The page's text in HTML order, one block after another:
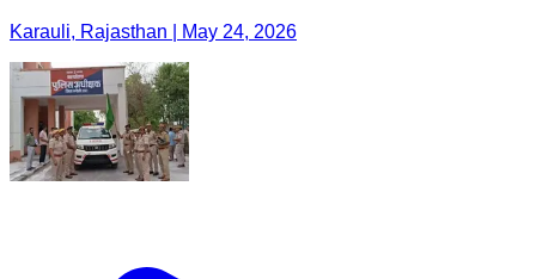
Karauli, Rajasthan | May 24, 2026